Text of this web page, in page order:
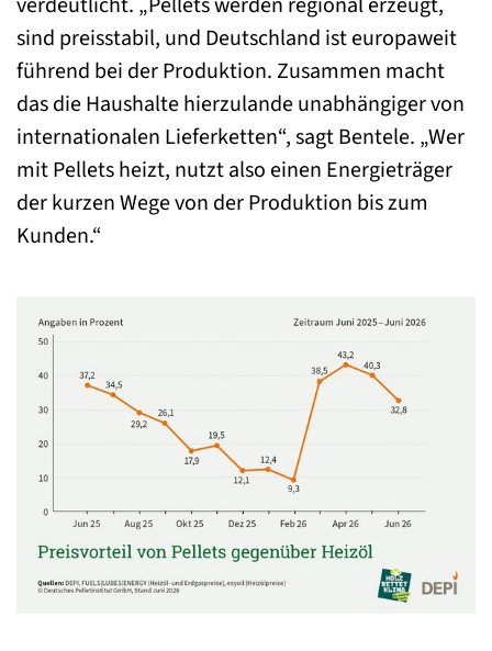
sind preisstabil, und Deutschland ist europaweit
führend bei der Produktion. Zusammen macht
das die Haushalte hierzulande unabhängiger von
internationalen Lieferketten“, sagt Bentele. „Wer
mit Pellets heizt, nutzt also einen Energieträger
der kurzen Wege von der Produktion bis zum
Kunden.“